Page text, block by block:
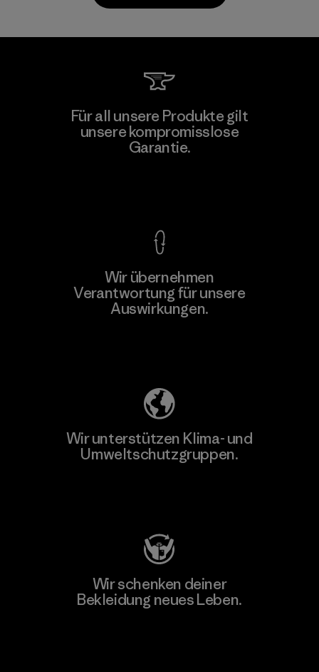
Toyota Tsusho
Material-supplier
Für all unsere Produkte gilt
unsere kompromisslose
Garantie.
Wir übernehmen
Verantwortung für unsere
Auswirkungen.
Wir unterstützen Klima- und
Umweltschutzgruppen.
Wir schenken deiner
Bekleidung neues Leben.